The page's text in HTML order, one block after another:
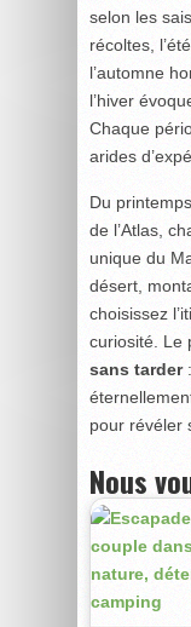
selon les
récoltes,
l’automne
l’hiver
Chaque
arides
Du
de l’Atlas,
unique du
désert,
choisissez
curiosité. Le
sans tarder:
pour révéler
Nous